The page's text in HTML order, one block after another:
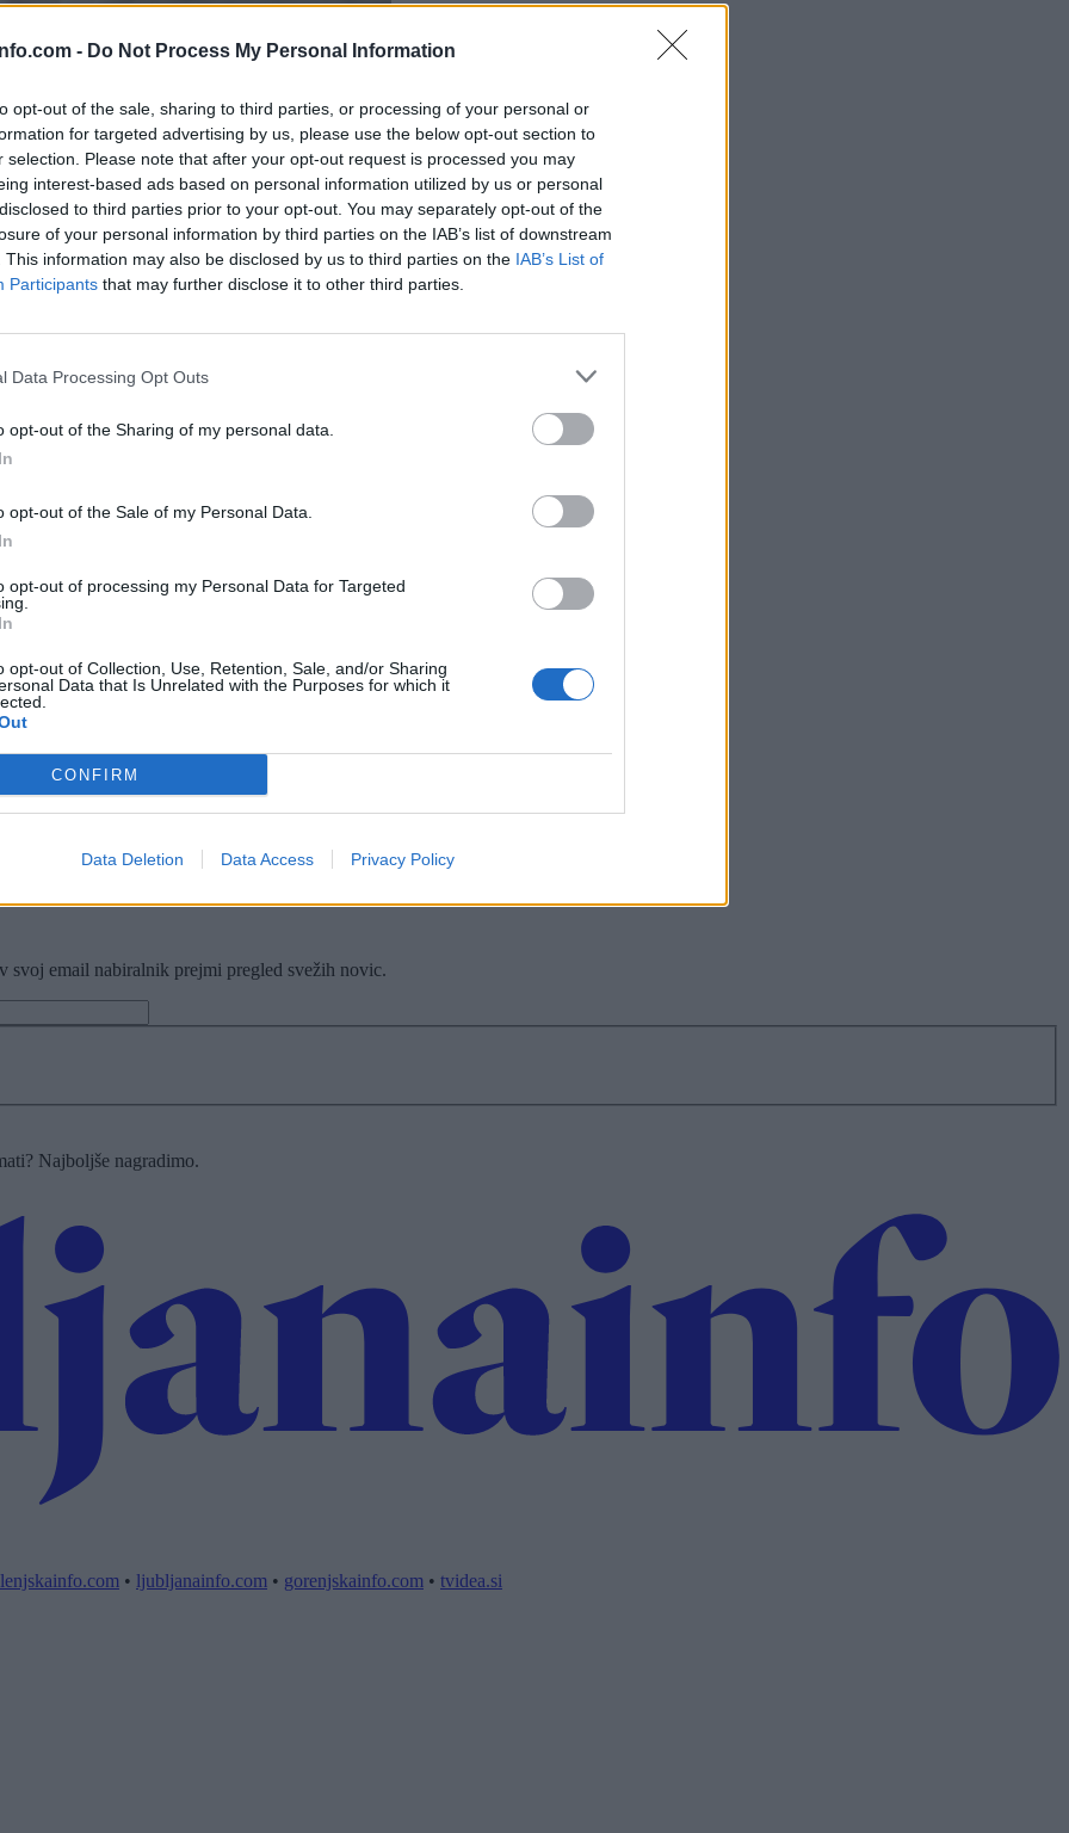
- Do Not Process My Personal Information
opt-out of the sale, sharing to third parties, or processing of your personal or
for targeted advertising by us, please use the below opt-out section to
selection. Please note that after your opt-out request is processed you may
interest-based ads based on personal information utilized by us or personal
to third parties prior to your opt-out. You may separately opt-out of the
of your personal information by third parties on the IAB’s list of downstream
This information may also be disclosed by us to third parties on the IAB’s List of
Participants that may further disclose it to other third parties.
Data Processing Opt Outs
opt-out of the Sharing of my personal data.
opt-out of the Sale of my Personal Data.
opt-out of processing my Personal Data for Targeted
opt-out of Collection, Use, Retention, Sale, and/or Sharing
Data that Is Unrelated with the Purposes for which it
CONFIRM
Data Deletion Data Access Privacy Policy
vlogo
2.650 evrov kazni
včasih
svoj email nabiralnik prejmi pregled svežih novic.
Najboljše nagradimo.
• ljubljanainfo.com • gorenjskainfo.com • tvidea.si
×